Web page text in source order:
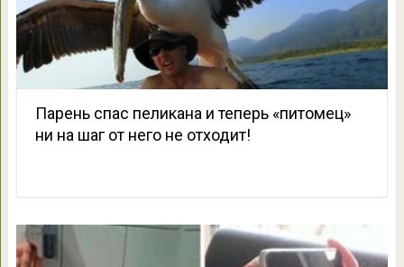
Парень спас пеликана и теперь «питомец»
ни на шаг от него не отходит!